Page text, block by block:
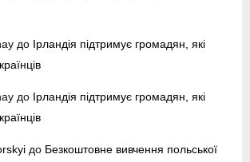
до Ірландія підтримує громадян, які
до Ірландія підтримує громадян, які
до Безкоштовне вивчення польської